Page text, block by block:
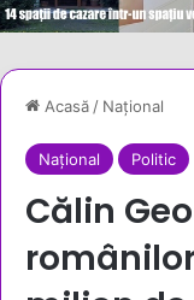
Acasă/ Național
Național Politic
Călin